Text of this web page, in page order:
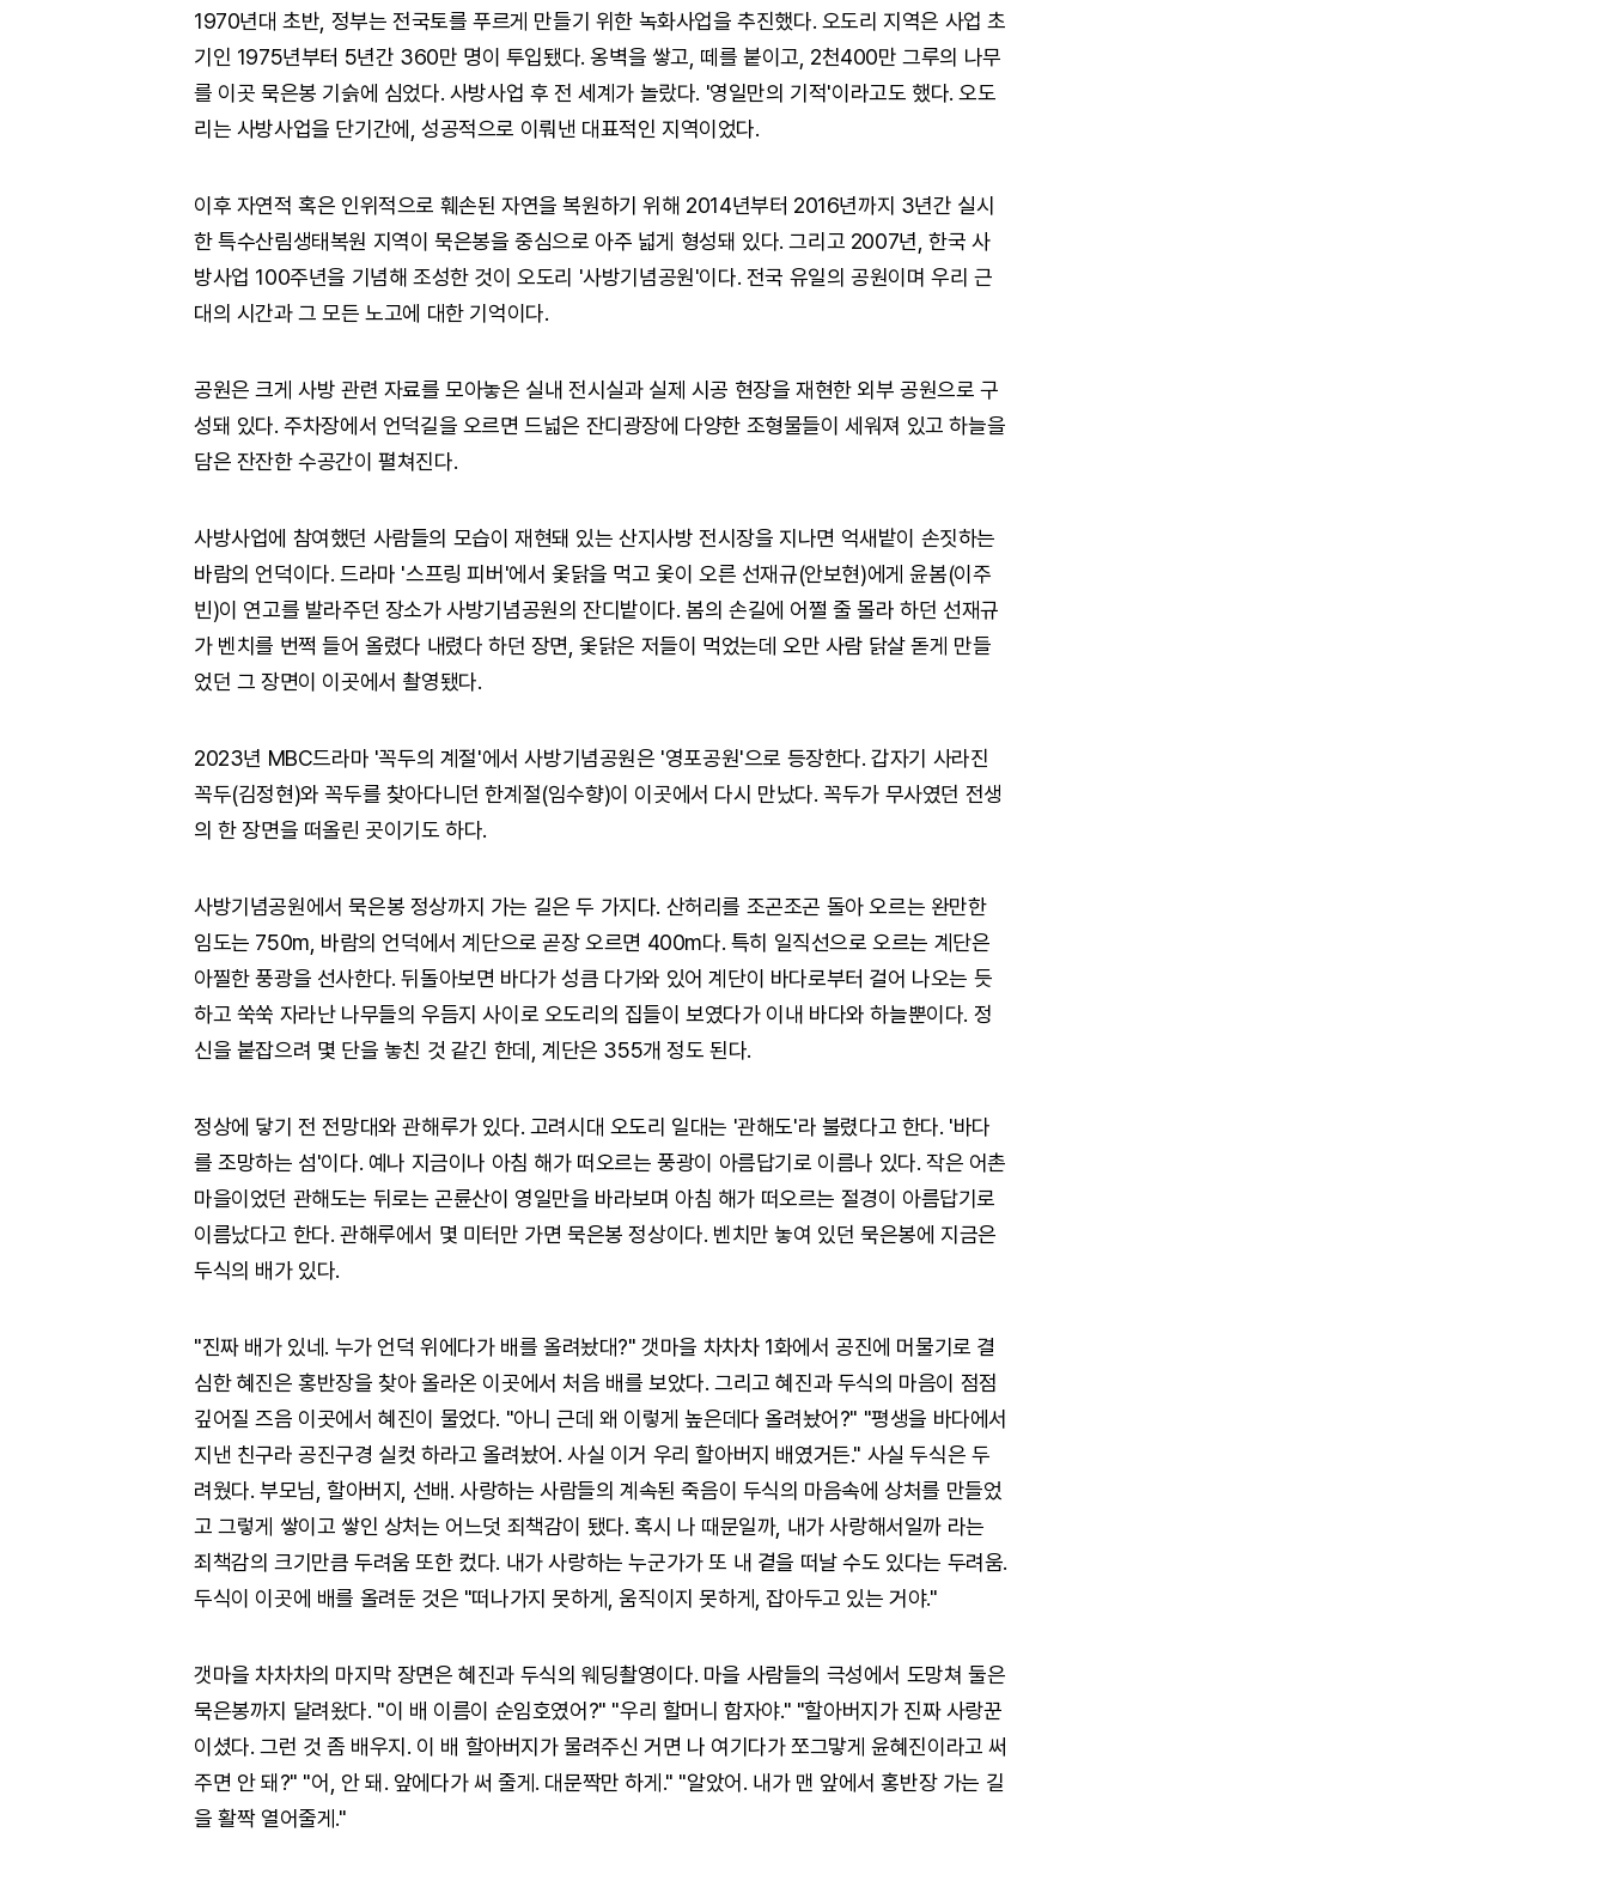
1970년대 초반, 정부는 전국토를 푸르게 만들기 위한 녹화사업을 추진했다. 오도리 지역은 사업 초
기인 1975년부터 5년간 360만 명이 투입됐다. 옹벽을 쌓고, 떼를 붙이고, 2천400만 그루의 나무
를 이곳 묵은봉 기슭에 심었다. 사방사업 후 전 세계가 놀랐다. '영일만의 기적'이라고도 했다. 오도
리는 사방사업을 단기간에, 성공적으로 이뤄낸 대표적인 지역이었다.
이후 자연적 혹은 인위적으로 훼손된 자연을 복원하기 위해 2014년부터 2016년까지 3년간 실시
한 특수산림생태복원 지역이 묵은봉을 중심으로 아주 넓게 형성돼 있다. 그리고 2007년, 한국 사
방사업 100주년을 기념해 조성한 것이 오도리 '사방기념공원'이다. 전국 유일의 공원이며 우리 근
대의 시간과 그 모든 노고에 대한 기억이다.
공원은 크게 사방 관련 자료를 모아놓은 실내 전시실과 실제 시공 현장을 재현한 외부 공원으로 구
성돼 있다. 주차장에서 언덕길을 오르면 드넓은 잔디광장에 다양한 조형물들이 세워져 있고 하늘을
담은 잔잔한 수공간이 펼쳐진다.
사방사업에 참여했던 사람들의 모습이 재현돼 있는 산지사방 전시장을 지나면 억새밭이 손짓하는
바람의 언덕이다. 드라마 '스프링 피버'에서 옻닭을 먹고 옻이 오른 선재규(안보현)에게 윤봄(이주
빈)이 연고를 발라주던 장소가 사방기념공원의 잔디밭이다. 봄의 손길에 어쩔 줄 몰라 하던 선재규
가 벤치를 번쩍 들어 올렸다 내렸다 하던 장면, 옻닭은 저들이 먹었는데 오만 사람 닭살 돋게 만들
었던 그 장면이 이곳에서 촬영됐다.
2023년 MBC드라마 '꼭두의 계절'에서 사방기념공원은 '영포공원'으로 등장한다. 갑자기 사라진
꼭두(김정현)와 꼭두를 찾아다니던 한계절(임수향)이 이곳에서 다시 만났다. 꼭두가 무사였던 전생
의 한 장면을 떠올린 곳이기도 하다.
사방기념공원에서 묵은봉 정상까지 가는 길은 두 가지다. 산허리를 조곤조곤 돌아 오르는 완만한
임도는 750m, 바람의 언덕에서 계단으로 곧장 오르면 400m다. 특히 일직선으로 오르는 계단은
아찔한 풍광을 선사한다. 뒤돌아보면 바다가 성큼 다가와 있어 계단이 바다로부터 걸어 나오는 듯
하고 쑥쑥 자라난 나무들의 우듬지 사이로 오도리의 집들이 보였다가 이내 바다와 하늘뿐이다. 정
신을 붙잡으려 몇 단을 놓친 것 같긴 한데, 계단은 355개 정도 된다.
정상에 닿기 전 전망대와 관해루가 있다. 고려시대 오도리 일대는 '관해도'라 불렸다고 한다. '바다
를 조망하는 섬'이다. 예나 지금이나 아침 해가 떠오르는 풍광이 아름답기로 이름나 있다. 작은 어촌
마을이었던 관해도는 뒤로는 곤륜산이 영일만을 바라보며 아침 해가 떠오르는 절경이 아름답기로
이름났다고 한다. 관해루에서 몇 미터만 가면 묵은봉 정상이다. 벤치만 놓여 있던 묵은봉에 지금은
두식의 배가 있다.
"진짜 배가 있네. 누가 언덕 위에다가 배를 올려놨대?" 갯마을 차차차 1화에서 공진에 머물기로 결
심한 혜진은 홍반장을 찾아 올라온 이곳에서 처음 배를 보았다. 그리고 혜진과 두식의 마음이 점점
깊어질 즈음 이곳에서 혜진이 물었다. "아니 근데 왜 이렇게 높은데다 올려놨어?" "평생을 바다에서
지낸 친구라 공진구경 실컷 하라고 올려놨어. 사실 이거 우리 할아버지 배였거든." 사실 두식은 두
려웠다. 부모님, 할아버지, 선배. 사랑하는 사람들의 계속된 죽음이 두식의 마음속에 상처를 만들었
고 그렇게 쌓이고 쌓인 상처는 어느덧 죄책감이 됐다. 혹시 나 때문일까, 내가 사랑해서일까 라는
죄책감의 크기만큼 두려움 또한 컸다. 내가 사랑하는 누군가가 또 내 곁을 떠날 수도 있다는 두려움.
두식이 이곳에 배를 올려둔 것은 "떠나가지 못하게, 움직이지 못하게, 잡아두고 있는 거야."
갯마을 차차차의 마지막 장면은 혜진과 두식의 웨딩촬영이다. 마을 사람들의 극성에서 도망쳐 둘은
묵은봉까지 달려왔다. "이 배 이름이 순임호였어?" "우리 할머니 함자야." "할아버지가 진짜 사랑꾼
이셨다. 그런 것 좀 배우지. 이 배 할아버지가 물려주신 거면 나 여기다가 쪼그맣게 윤혜진이라고 써
주면 안 돼?" "어, 안 돼. 앞에다가 써 줄게. 대문짝만 하게." "알았어. 내가 맨 앞에서 홍반장 가는 길
을 활짝 열어줄게."